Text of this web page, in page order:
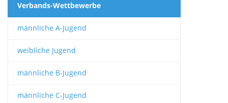
Verbands-Wettbewerbe
männliche A-Jugend
weibliche Jugend
männliche B-Jugend
männliche C-Jugend